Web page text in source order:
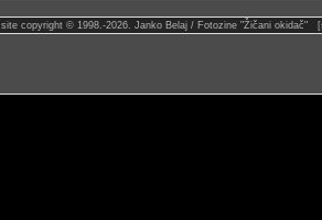
site copyright © 1998.-2026. Janko Belaj / Fotozine "Žičani okidač"